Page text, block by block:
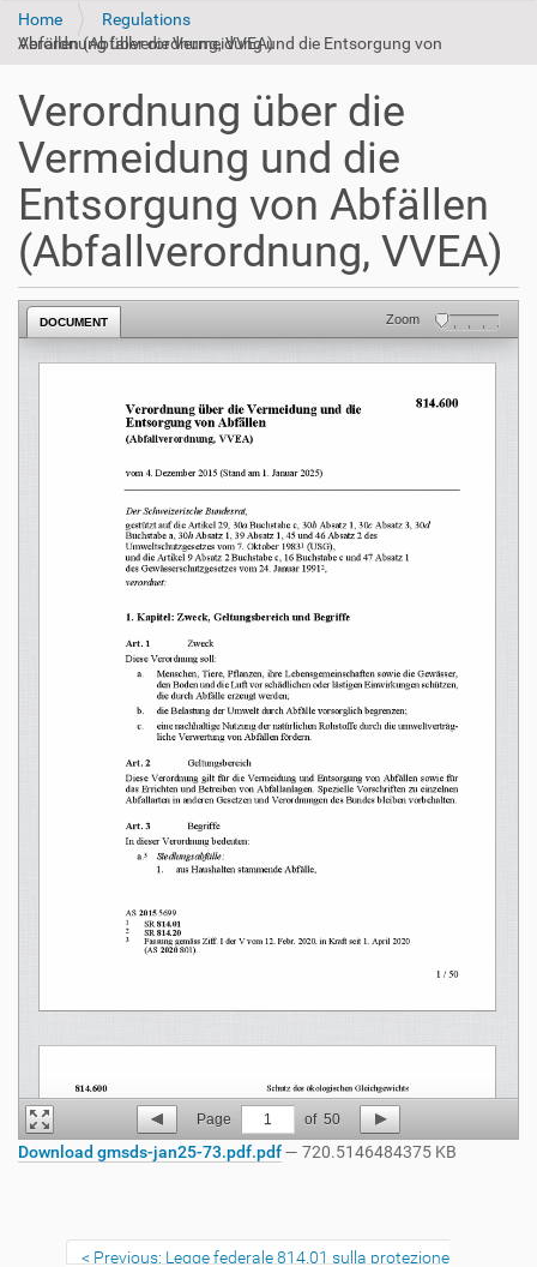
Home
Regulations
Verordnung über die Vermeidung und die Entsorgung von Abfällen (Abfallverordnung, VVEA)
Verordnung über die
Vermeidung und die
Entsorgung von Abfällen
(Abfallverordnung, VVEA)
DOCUMENT Zoom
Page 1 of 50
Download gmsds-jan25-73.pdf.pdf— 720.5146484375 KB
Previous: Legge federale 814.01 sulla protezione